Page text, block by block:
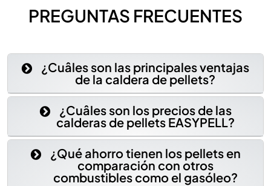
PREGUNTAS FRECUENTES
¿Cuâles son las principales ventajas
de la caldera de pellets?
¿Cuâles son los precios de las
calderas de pellets EASYPELL?
¿Qué ahorro tienen los pellets en
comparación con otros
combustibles como el gasóleo?